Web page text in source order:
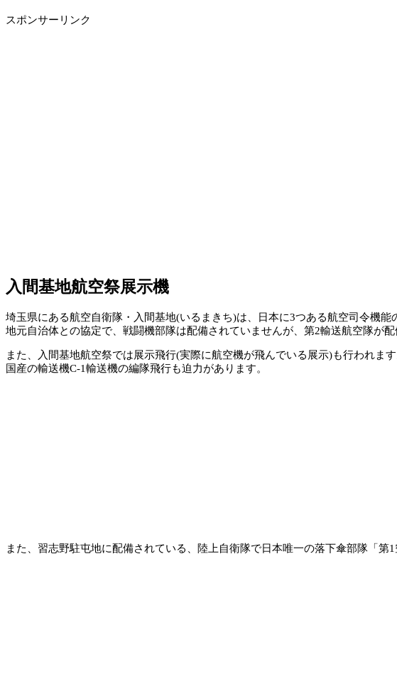
スポンサーリンク
入間基地航空祭展示機
埼玉県にある航空自衛隊・入間基地(いるまきち)は、日本に3つある航空司令機能
地元自治体との協定で、戦闘機部隊は配備されていませんが、第2輸送航空隊が
また、入間基地航空祭では展示飛行(実際に航空機が飛んでいる展示)も行われます
国産の輸送機C-1輸送機の編隊飛行も迫力があります。
また、習志野駐屯地に配備されている、陸上自衛隊で日本唯一の落下傘部隊「第